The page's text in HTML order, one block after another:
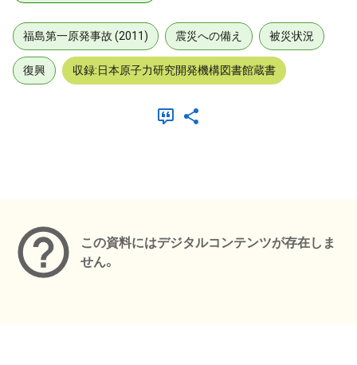
福島第一原発事故 (2011) 震災への備え 被災状況
復興 収録:日本原子力研究開発機構図書館蔵書
この資料にはデジタルコンテンツが存在しま
せん。